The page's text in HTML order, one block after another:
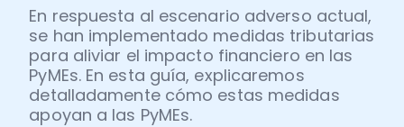
En respuesta al escenario adverso actual,
se han implementado medidas tributarias
para aliviar el impacto financiero en las
PyMEs. En esta guía, explicaremos
detalladamente cómo estas medidas
apoyan a las PyMEs.